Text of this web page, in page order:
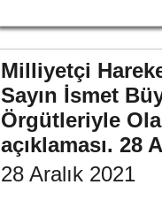
Milliyetçi
Sayın İsmet
Örgütleriyle
açıklaması. 28
28 Aralık 2021